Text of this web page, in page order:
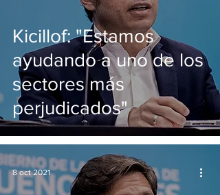
Kicillof: "Estamos
ayudando a uno de los
sectores más
perjudicados"
8 oct 2021